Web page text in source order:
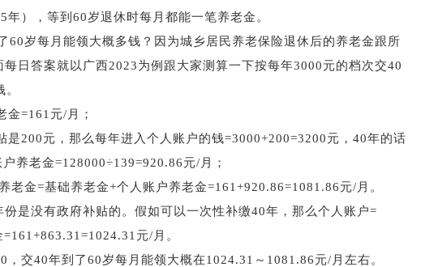
），等到60岁退休时每月都能一笔养老金。
岁每月能领大概多钱？因为城乡居民养老保险退休后的养老金跟所
日答案就以广西2023为例跟大家测算一下按每年3000元的档次交40
=161元/月；
200元，那么每年进入个人账户的钱=3000+200=3200元，40年的话
养老金=128000÷139=920.86元/月；
金=基础养老金+个人账户养老金=161+920.86=1081.86元/月。
没有政府补贴的。假如可以一次性补缴40年，那么个人账户=
元/月。
40年到了60岁每月能领大概在1024.31～1081.86元/月左右。